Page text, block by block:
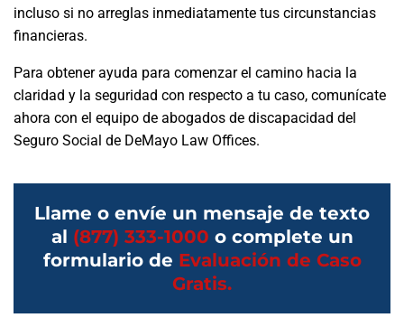
incluso si no arreglas inmediatamente tus circunstancias
financieras.
Para obtener ayuda para comenzar el camino hacia la
claridad y la seguridad con respecto a tu caso, comunícate
ahora con el equipo de abogados de discapacidad del
Seguro Social de DeMayo Law Offices.
Llame o envíe un mensaje de texto
al (877) 333-1000 o complete un
formulario de Evaluación de Caso
Gratis.